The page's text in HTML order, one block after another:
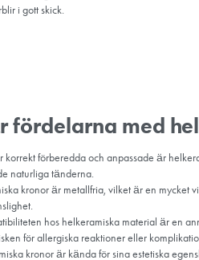
Efter tandprepareringen tar
sätts vanligtvis en tillfällig
enligt tandläkarens